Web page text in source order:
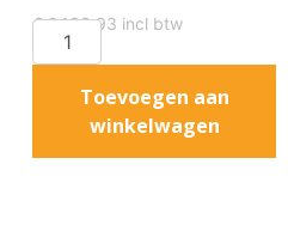
€2,133,93 incl btw
Toevoegen aan
winkelwagen